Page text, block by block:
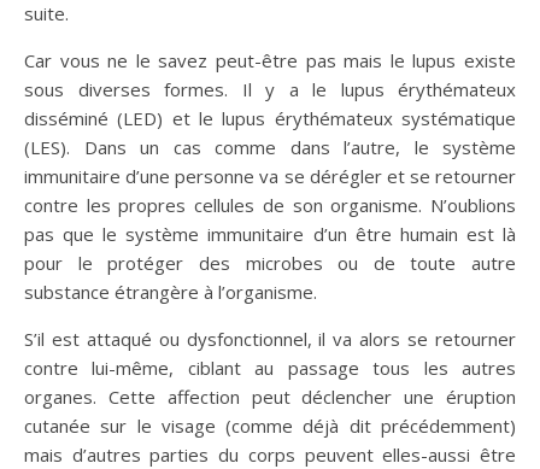
suite.
Car vous ne le savez peut-être pas mais le lupus existe
sous diverses formes. Il y a le lupus érythémateux
disséminé (LED) et le lupus érythémateux systématique
(LES). Dans un cas comme dans l’autre, le système
immunitaire d’une personne va se dérégler et se retourner
contre les propres cellules de son organisme. N’oublions
pas que le système immunitaire d’un être humain est là
pour le protéger des microbes ou de toute autre
substance étrangère à l’organisme.
S’il est attaqué ou dysfonctionnel, il va alors se retourner
contre lui-même, ciblant au passage tous les autres
organes. Cette affection peut déclencher une éruption
cutanée sur le visage (comme déjà dit précédemment)
mais d’autres parties du corps peuvent elles-aussi être